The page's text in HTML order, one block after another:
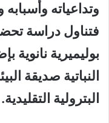
وتداعياته
فتناول دراسة
بوليميرية نانوية
النباتية صديقة
البترولية التقليدية.